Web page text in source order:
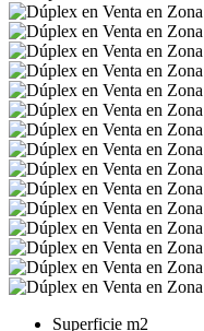
Superficie m2